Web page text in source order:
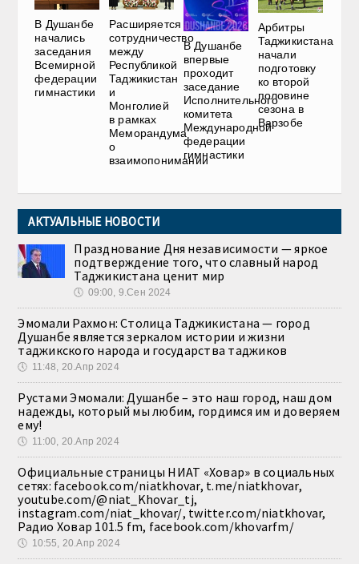
В Душанбе
начались
заседания
Всемирной
федерации
гимнастики
Расширяется
сотрудничество
между
Республикой
Таджикистан
и
Монголией
в рамках
Меморандума
о
взаимопонимании
В Душанбе
впервые
проходит
заседание
Исполнительного
комитета
Международной
федерации
гимнастики
Арбитры
Таджикистана
начали
подготовку
ко второй
половине
сезона в
Варзобе
АКТУАЛЬНЫЕ НОВОСТИ
Празднование Дня независимости — яркое
подтверждение того, что славный народ
Таджикистана ценит мир
🕔 09:00, 9.Сен 2024
Эмомали Рахмон: Столица Таджикистана — город
Душанбе является зеркалом истории и жизни
таджикского народа и государства таджиков
🕔 11:48, 20.Апр 2024
Рустами Эмомали: Душанбе – это наш город, наш дом
надежды, который мы любим, гордимся им и доверяем
ему!
🕔 11:00, 20.Апр 2024
Официальные страницы НИАТ «Ховар» в социальных
сетях: facebook.com/niatkhovar, t.me/niatkhovar,
youtube.com/@niat_Khovar_tj,
instagram.com/niat_khovar/, twitter.com/niatkhovar,
Радио Ховар 101.5 fm, facebook.com/khovarfm/
🕔 10:55, 20.Апр 2024